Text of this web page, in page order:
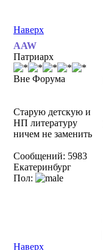
Наверх
AAW
Патриарх
Вне Форума
Старую детскую и
НП литературу
ничем не заменить
Сообщений: 5983
Екатеринбург
Пол:
Наверх